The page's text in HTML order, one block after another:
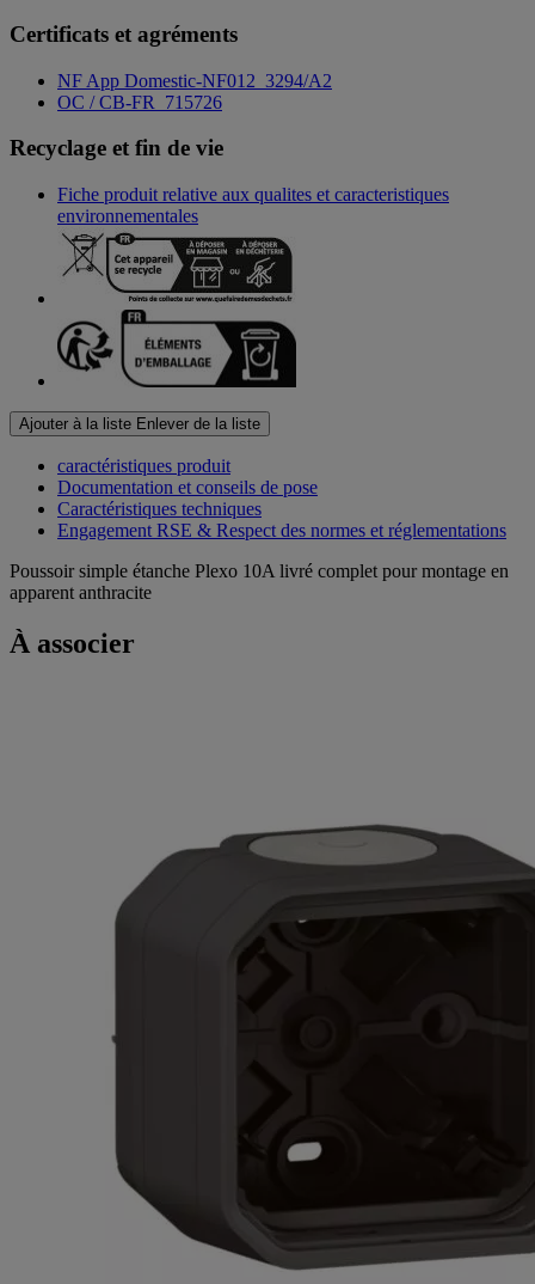
Certificats et agréments
NF App Domestic-NF012_3294/A2
OC / CB-FR_715726
Recyclage et fin de vie
Fiche produit relative aux qualites et caracteristiques
environnementales
Ajouter à la liste Enlever de la liste
caractéristiques produit
Documentation et conseils de pose
Caractéristiques techniques
Engagement RSE & Respect des normes et réglementations
Poussoir simple étanche Plexo 10A livré complet pour montage en
apparent anthracite
À associer